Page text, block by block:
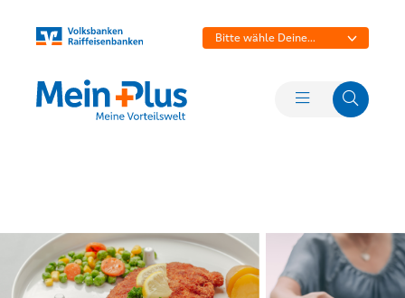
Bitte wähle Deine